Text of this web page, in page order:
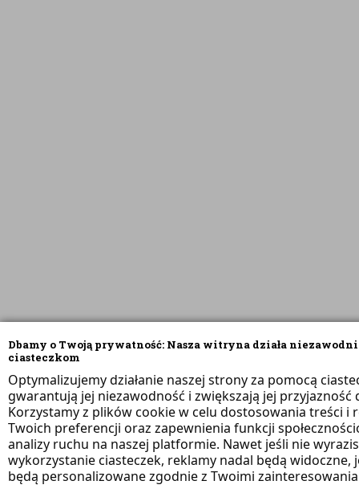
Dbamy o Twoją prywatność: Nasza witryna działa
ciasteczkom
Optymalizujemy działanie naszej strony za pomocą
gwarantują jej niezawodność i zwiększają jej przyjazność
Korzystamy z plików cookie w celu dostosowania treści i
Twoich preferencji oraz zapewnienia funkcji
analizy ruchu na naszej platformie. Nawet jeśli nie
wykorzystanie ciasteczek, reklamy nadal będą widoczne,
będą personalizowane zgodnie z Twoimi